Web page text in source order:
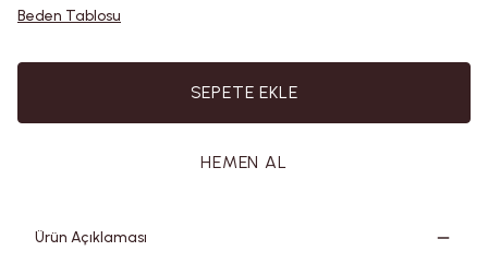
Beden Tablosu
SEPETE EKLE
HEMEN AL
Ürün Açıklaması